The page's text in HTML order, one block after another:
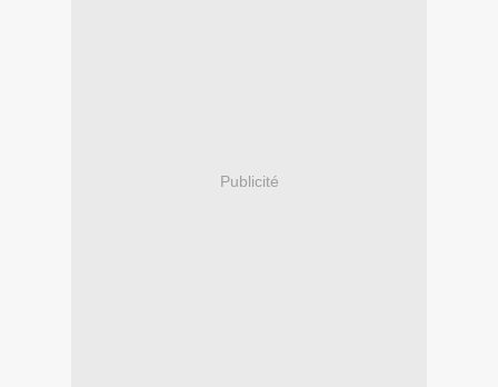
Publicité